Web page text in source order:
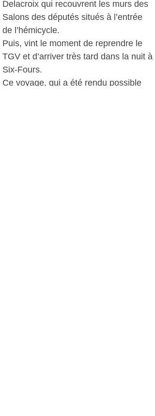
Delacroix qui recouvrent les murs des
Salons des députés situés à l’entrée
de l’hémicycle.
Puis, vint le moment de reprendre le
TGV et d’arriver très tard dans la nuit à
Six-Fours.
Ce voyage, qui a été rendu possible